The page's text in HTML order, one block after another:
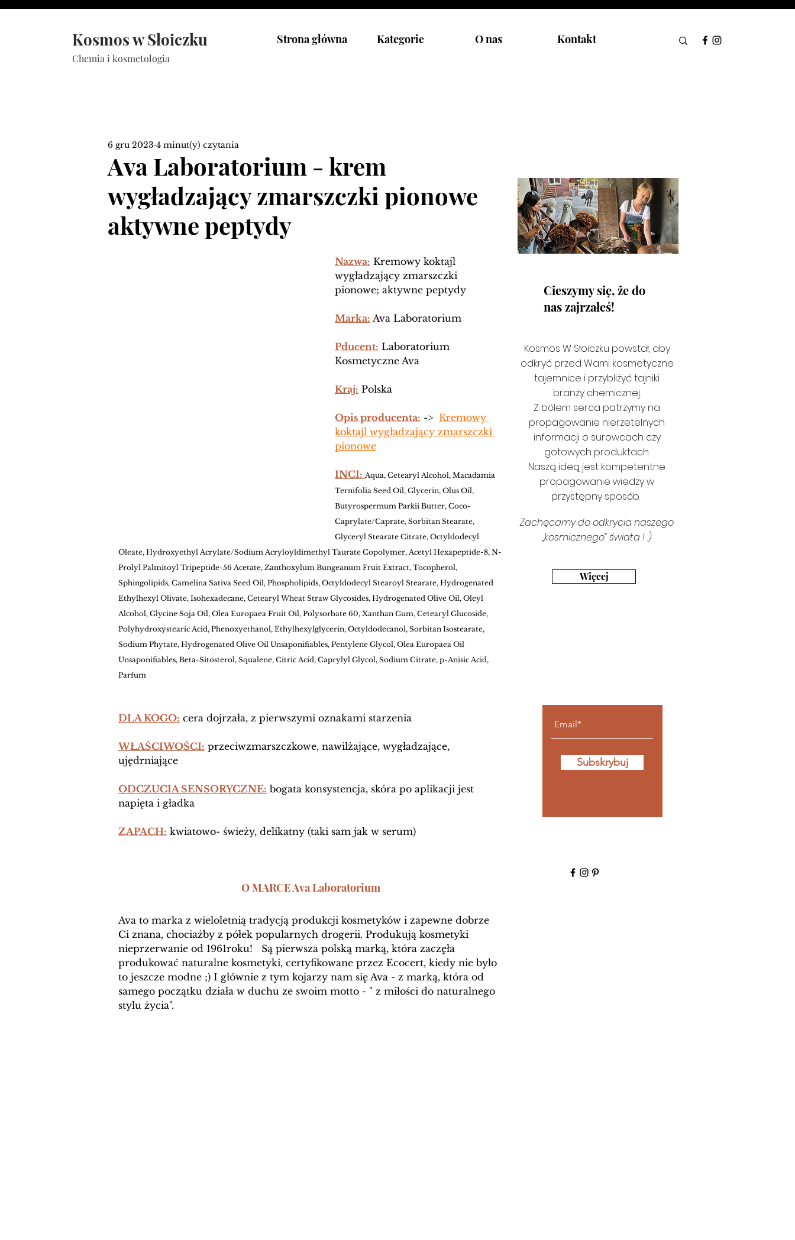
Kosmos w Słoiczku
Chemia i kosmetologia
Strona główna Kategorie O nas Kontakt
Ava Laboratorium - krem
wygładzający zmarszczki pionowe
aktywne peptydy
6 gru 2023 4 minut(y) czytania
Nazwa: Kremowy koktajl
wygładzający zmarszczki
pionowe; aktywne peptydy
Marka: Ava Laboratorium
Pducent: Laboratorium
Kosmetyczne Ava
Kraj: Polska
Opis producenta: -> Kremowy
koktajl wygładzający zmarszczki
pionowe
INCI: Aqua, Cetearyl Alcohol, Macadamia
Ternifolia Seed Oil, Glycerin, Olus Oil,
Butyrospermum Parkii Butter, Coco-
Caprylate/Caprate, Sorbitan Stearate,
Glyceryl Stearate Citrate, Octyldodecyl
Oleate, Hydroxyethyl Acrylate/Sodium Acryloyldimethyl Taurate Copolymer, Acetyl Hexapeptide-8, N-
Prolyl Palmitoyl Tripeptide-56 Acetate, Zanthoxylum Bungeanum Fruit Extract, Tocopherol,
Sphingolipids, Camelina Sativa Seed Oil, Phospholipids, Octyldodecyl Stearoyl Stearate, Hydrogenated
Ethylhexyl Olivate, Isohexadecane, Cetearyl Wheat Straw Glycosides, Hydrogenated Olive Oil, Oleyl
Alcohol, Glycine Soja Oil, Olea Europaea Fruit Oil, Polysorbate 60, Xanthan Gum, Cetearyl Glucoside,
Polyhydroxystearic Acid, Phenoxyethanol, Ethylhexylglycerin, Octyldodecanol, Sorbitan Isostearate,
Sodium Phytate, Hydrogenated Olive Oil Unsaponifiables, Pentylene Glycol, Olea Europaea Oil
Unsaponifiables, Beta-Sitosterol, Squalene, Citric Acid, Caprylyl Glycol, Sodium Citrate, p-Anisic Acid,
Parfum
DLA KOGO: cera dojrzała, z pierwszymi oznakami starzenia
WŁAŚCIWOŚCI: przeciwzmarszczkowe, nawilżające, wygładzające,
ujędrniające
ODCZUCIA SENSORYCZNE: bogata konsystencja, skóra po aplikacji jest
napięta i gładka
ZAPACH: kwiatowo- świeży, delikatny (taki sam jak w serum)
O MARCE Ava Laboratorium
Ava to marka z wieloletnią tradycją produkcji kosmetyków i zapewne dobrze
Ci znana, chociażby z półek popularnych drogerii. Produkują kosmetyki
nieprzerwanie od 1961roku!   Są pierwsza polską marką, która zaczęła
produkować naturalne kosmetyki, certyfikowane przez Ecocert, kiedy nie było
to jeszcze modne ;) I głównie z tym kojarzy nam się Ava - z marką, która od
samego początku działa w duchu ze swoim motto - " z miłości do naturalnego
stylu życia".
Cieszymy się, że do
nas zajrzałeś!
Kosmos W Słoiczku powstał, aby
odkryć przed Wami kosmetyczne
tajemnice i przybliżyć tajniki
branży chemicznej.
Z bólem serca patrzymy na
propagowanie nierzetelnych
informacji o surowcach czy
gotowych produktach.
Naszą ideą jest kompetentne
propagowanie wiedzy w
przystępny sposób.
Zachęcamy do odkrycia naszego
„kosmicznego” świata ! :)
Więcej
Subskrybuj